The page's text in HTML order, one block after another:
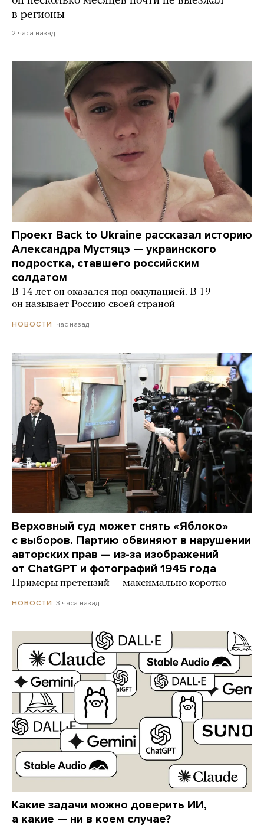
в регионы
2 часа назад
Проект Back to Ukraine рассказал историю
Александра Мустяцэ — украинского
подростка, ставшего российским
солдатом
В 14 лет он оказался под оккупацией. В 19
он называет Россию своей страной
НОВОСТИ час назад
Верховный суд может снять «Яблоко»
с выборов. Партию обвиняют в нарушении
авторских прав — из-за изображений
от ChatGPT и фотографий 1945 года
Примеры претензий — максимально коротко
НОВОСТИ 3 часа назад
Какие задачи можно доверить ИИ,
а какие — ни в коем случае?